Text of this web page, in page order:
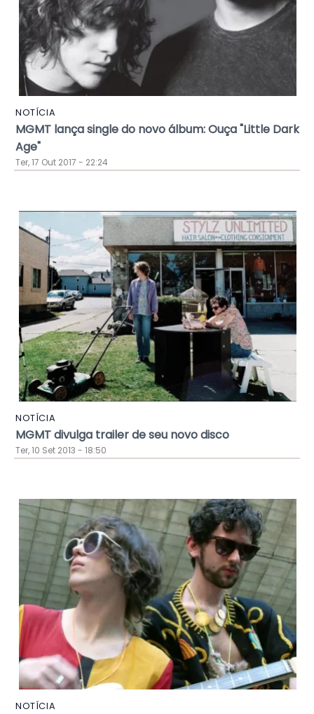
NOTÍCIA
MGMT lança single do novo álbum: Ouça "Little Dark
Age"
Ter, 17 Out 2017 - 22:24
NOTÍCIA
MGMT divulga trailer de seu novo disco
Ter, 10 Set 2013 - 18:50
NOTÍCIA